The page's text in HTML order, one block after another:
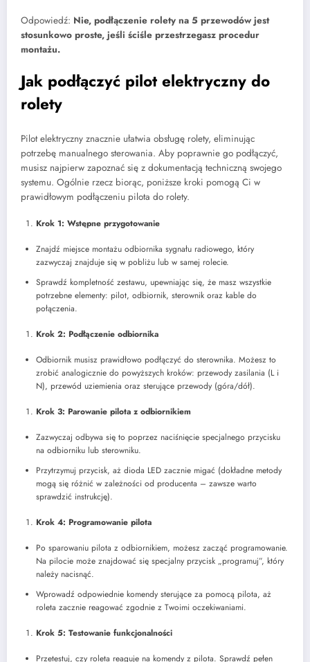
Odpowiedź: Nie, podłączenie rolety na 5 przewodów jest
stosunkowo proste, jeśli ściśle przestrzegasz procedur
montażu.
Jak podłączyć pilot elektryczny do
rolety
Pilot elektryczny znacznie ułatwia obsługę rolety, eliminując
potrzebę manualnego sterowania. Aby poprawnie go podłączyć,
musisz najpierw zapoznać się z dokumentacją techniczną swojego
systemu. Ogólnie rzecz biorąc, poniższe kroki pomogą Ci w
prawidłowym podłączeniu pilota do rolety.
Krok 1: Wstępne przygotowanie
Znajdź miejsce montażu odbiornika sygnału radiowego, który
zazwyczaj znajduje się w pobliżu lub w samej rolecie.
Sprawdź kompletność zestawu, upewniając się, że masz wszystkie
potrzebne elementy: pilot, odbiornik, sterownik oraz kable do
połączenia.
Krok 2: Podłączenie odbiornika
Odbiornik musisz prawidłowo podłączyć do sterownika. Możesz to
zrobić analogicznie do powyższych kroków: przewody zasilania (L i
N), przewód uziemienia oraz sterujące przewody (góra/dół).
Krok 3: Parowanie pilota z odbiornikiem
Zazwyczaj odbywa się to poprzez naciśnięcie specjalnego przycisku
na odbiorniku lub sterowniku.
Przytrzymuj przycisk, aż dioda LED zacznie migać (dokładne metody
mogą się różnić w zależności od producenta – zawsze warto
sprawdzić instrukcję).
Krok 4: Programowanie pilota
Po sparowaniu pilota z odbiornikiem, możesz zacząć programowanie.
Na pilocie może znajdować się specjalny przycisk „programuj”, który
należy nacisnąć.
Wprowadź odpowiednie komendy sterujące za pomocą pilota, aż
roleta zacznie reagować zgodnie z Twoimi oczekiwaniami.
Krok 5: Testowanie funkcjonalności
Przetestuj, czy roleta reaguje na komendy z pilota. Sprawdź pełen